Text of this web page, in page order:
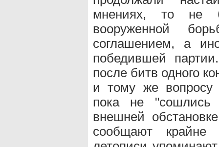
мнениях, то не
вооруженной
соглашением, а
победившей
после битв одного
и тому же вопросу
пока не
внешней
сообщают крайне